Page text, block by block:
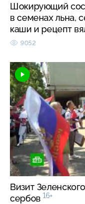
Шокирующий
в семенах льна,
каши и рецепт
9052
Визит
сербов 16+